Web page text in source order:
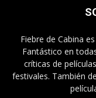
Fiebre de Cabina
Fantástico en
críticas de
festivales. También